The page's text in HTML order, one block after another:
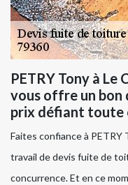
PETRY Tony à Le
vous offre un
prix défiant toute
Faites confiance à
travail de devis fuite de
concurrence. Et en ce